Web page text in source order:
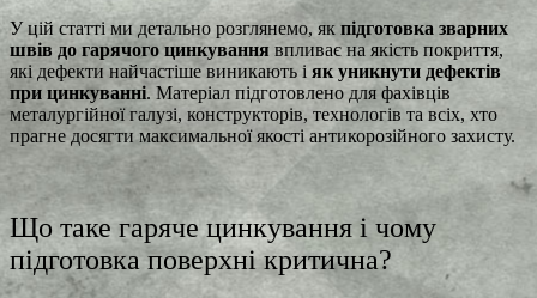
У цій статті ми детально розглянемо, як підготовка зварних
швів до гарячого цинкування впливає на якість покриття,
які дефекти найчастіше виникають і як уникнути дефектів
при цинкуванні. Матеріал підготовлено для фахівців
металургійної галузі, конструкторів, технологів та всіх, хто
прагне досягти максимальної якості антикорозійного захисту.
Що таке гаряче цинкування і чому
підготовка поверхні критична?